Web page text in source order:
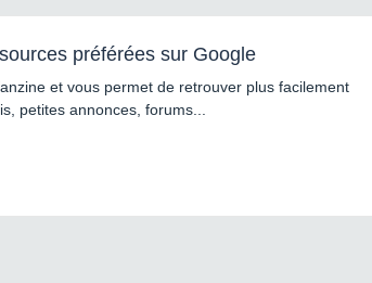
préférées sur Google
et vous permet de retrouver plus facilement
petites annonces, forums...